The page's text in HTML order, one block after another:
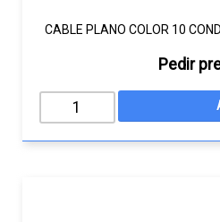
CABLE PLANO COLOR 10
Pedir